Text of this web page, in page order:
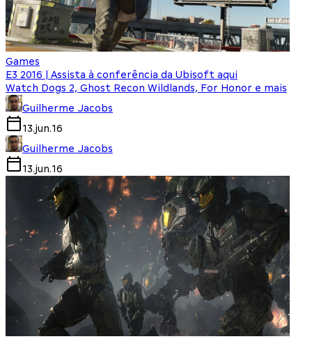
Games
E3 2016 | Assista à conferência da Ubisoft aqui
Watch Dogs 2, Ghost Recon Wildlands, For Honor e mais
Guilherme Jacobs
13.jun.16
Guilherme Jacobs
13.jun.16